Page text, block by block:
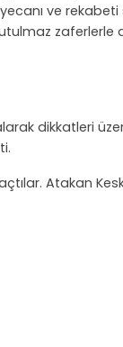
ve rekabeti
zaferlerle
dikkatleri
Atakan